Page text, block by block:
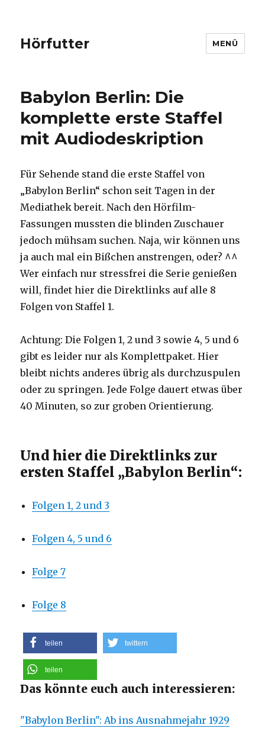
Hörfutter MENÜ
Babylon Berlin: Die
komplette erste Staffel
mit Audiodeskription
Für Sehende stand die erste Staffel von
„Babylon Berlin“ schon seit Tagen in der
Mediathek bereit. Nach den Hörfilm-
Fassungen mussten die blinden Zuschauer
jedoch mühsam suchen. Naja, wir können uns
ja auch mal ein Bißchen anstrengen, oder? ^^
Wer einfach nur stressfrei die Serie genießen
will, findet hier die Direktlinks auf alle 8
Folgen von Staffel 1.
Achtung: Die Folgen 1, 2 und 3 sowie 4, 5 und 6
gibt es leider nur als Komplettpaket. Hier
bleibt nichts anderes übrig als durchzuspulen
oder zu springen. Jede Folge dauert etwas über
40 Minuten, so zur groben Orientierung.
Und hier die Direktlinks zur
ersten Staffel „Babylon Berlin“:
Folgen 1, 2 und 3
Folgen 4, 5 und 6
Folge 7
Folge 8
teilen twittern
teilen
Das könnte euch auch interessieren:
"Babylon Berlin": Ab ins Ausnahmejahr 1929